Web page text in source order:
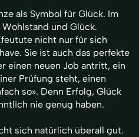
als Symbol für Glück. Im
und Glück.
nicht nur für sich
Sie ist auch das perfekte
einen neuen Job antritt, ein
Prüfung steht, einen
so». Denn Erfolg, Glück
nie genug haben.
sich natürlich überall gut.